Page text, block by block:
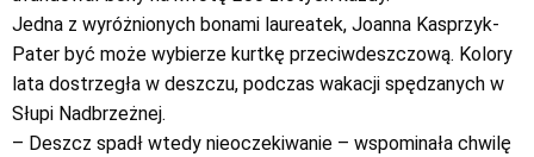
Jedna z wyróżnionych bonami laureatek, Joanna Kasprzyk-
Pater być może wybierze kurtkę przeciwdeszczową. Kolory
lata dostrzegła w deszczu, podczas wakacji spędzanych w
Słupi Nadbrzeżnej.
– Deszcz spadł wtedy nieoczekiwanie – wspominała chwilę